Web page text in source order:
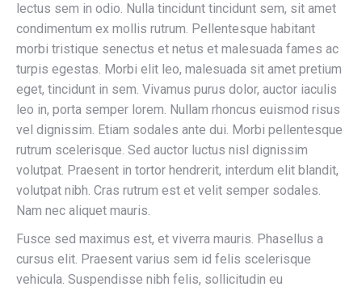
lectus sem in odio. Nulla tincidunt tincidunt sem, sit amet
condimentum ex mollis rutrum. Pellentesque habitant
morbi tristique senectus et netus et malesuada fames ac
turpis egestas. Morbi elit leo, malesuada sit amet pretium
eget, tincidunt in sem. Vivamus purus dolor, auctor iaculis
leo in, porta semper lorem. Nullam rhoncus euismod risus
vel dignissim. Etiam sodales ante dui. Morbi pellentesque
rutrum scelerisque. Sed auctor luctus nisl dignissim
volutpat. Praesent in tortor hendrerit, interdum elit blandit,
volutpat nibh. Cras rutrum est et velit semper sodales.
Nam nec aliquet mauris.
Fusce sed maximus est, et viverra mauris. Phasellus a
cursus elit. Praesent varius sem id felis scelerisque
vehicula. Suspendisse nibh felis, sollicitudin eu